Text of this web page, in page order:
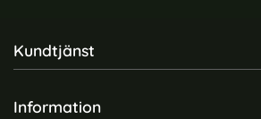
Sidfot Blandad info och
Kundtjänst
Information